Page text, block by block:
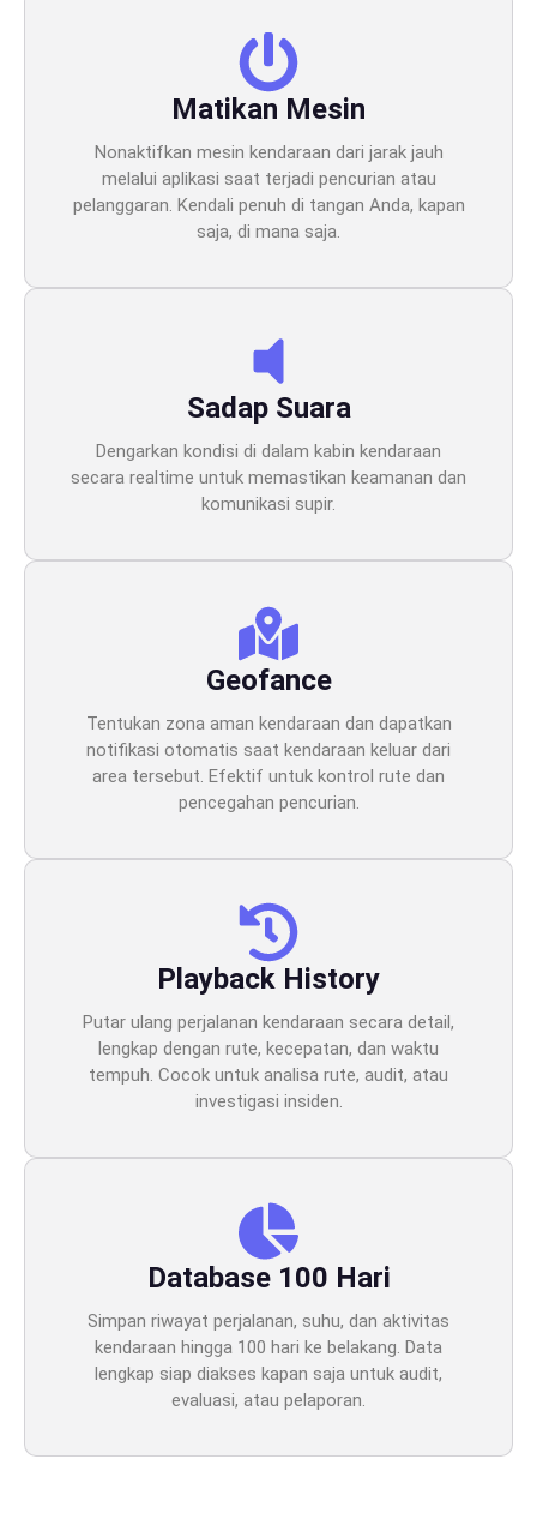
Matikan Mesin
Nonaktifkan mesin kendaraan dari jarak jauh
melalui aplikasi saat terjadi pencurian atau
pelanggaran. Kendali penuh di tangan Anda, kapan
saja, di mana saja.
Sadap Suara
Dengarkan kondisi di dalam kabin kendaraan
secara realtime untuk memastikan keamanan dan
komunikasi supir.
Geofance
Tentukan zona aman kendaraan dan dapatkan
notifikasi otomatis saat kendaraan keluar dari
area tersebut. Efektif untuk kontrol rute dan
pencegahan pencurian.
Playback History
Putar ulang perjalanan kendaraan secara detail,
lengkap dengan rute, kecepatan, dan waktu
tempuh. Cocok untuk analisa rute, audit, atau
investigasi insiden.
Database 100 Hari
Simpan riwayat perjalanan, suhu, dan aktivitas
kendaraan hingga 100 hari ke belakang. Data
lengkap siap diakses kapan saja untuk audit,
evaluasi, atau pelaporan.